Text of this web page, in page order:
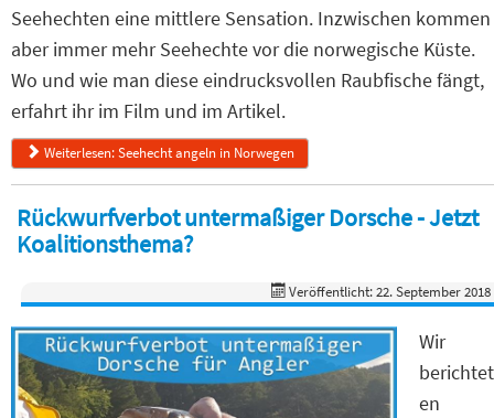
Seehechten eine mittlere Sensation. Inzwischen kommen
aber immer mehr Seehechte vor die norwegische Küste.
Wo und wie man diese eindrucksvollen Raubfische fängt,
erfahrt ihr im Film und im Artikel.
Weiterlesen: Seehecht angeln in Norwegen
Rückwurfverbot untermaßiger Dorsche - Jetzt
Koalitionsthema?
Veröffentlicht: 22. September 2018
Wir
berichtet
en